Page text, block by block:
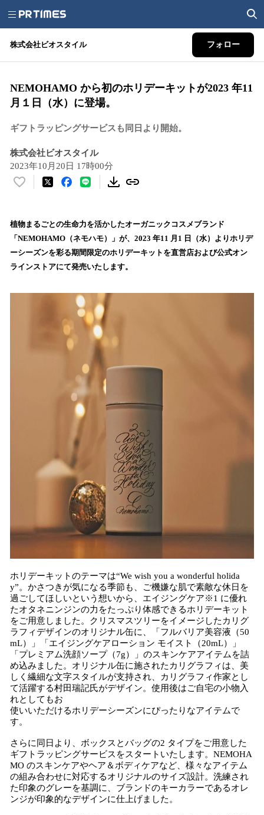
株式会社ビオスタイル フォロー
NEMOHAMO から初のホリデーキットが2023 年11
月１日（水）に登場。
ギフトラッピングサービスも同日より開始。
株式会社ビオスタイル
2023年10月20日 17時00分
い
！
数
を
読
植物まるごとの生命力を活かしたオーガニックコスメブランド
「NEMOHAMO（ネモハモ）」が、2023 年11 月1 日（水）よりホリデ
ーシーズンを彩る期間限定のホリデーキットを直営店および公式オン
ラインストアにて発売いたします。
ホリデーキットのテーマは“We wish you a wonderful holida
y”。かさつきが気になる季節も、ご機嫌な肌で素敵な休日を
過ごしてほしいという想いから、エイジングケア※1 に優れ
たオタネニンジンの力をたっぷり体感できるホリデーキット
をご用意しました。クリスマスツリーをイメージしたカリグ
ラフィデザインのオリジナル缶に、「フルバリア美容液（50
mL）」「エイジングケアローション モイスト（20mL）」
「プレミアム洗顔ソープ（7g）」のスキンケアアイテムを詰
め込みました。オリジナル缶に施されたカリグラフィは、美
しく繊細な文字スタイルが支持され、カリグラフィ作家とし
て活躍する村田瑞記氏がデザイン。使用後はご自宅の小物入
れとしてもお
使いいただけるホリデーシーズンにぴったりなアイテムで
す。
さらに同日より、ボックスとバッグの2 タイプをご用意した
ギフトラッピングサービスをスタートいたします。NEMOHA
MO のスキンケアやヘア＆ボディケアなど、様々なアイテム
の組み合わせに対応するオリジナルのサイズ設計。洗練され
た印象のグレーを基調に、ブランドのキーカラーであるオレ
ンジが印象的なデザインに仕上げました。